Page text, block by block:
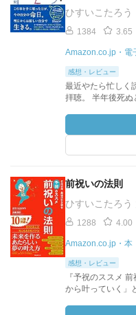
ひすいこたろう
1384 3.65
Amazon.co.jp・電
感想・レビュー
最近やたら忙しく
拝聴。 半年後死ぬ
前祝いの法則
ひすいこたろう
1288 4.00
Amazon.co.jp・本
感想・レビュー
『予祝のススメ
から叶っていく」